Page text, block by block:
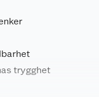
trygghet